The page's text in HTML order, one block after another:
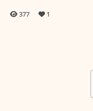
377 1